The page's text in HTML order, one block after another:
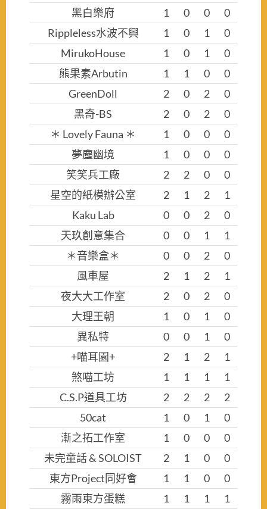
黑白樂府
1 0 0
0
Rippleless水波不興
1 0 1
0
MirukoHouse
1 0 1
0
熊果素Arbutin
1 1 0
0
GreenDoll
2 0 2
0
黑奇-BS
2 0 2
0
＊ Lovely Fauna ＊
1 0 0
0
夢塵幽境
1 0 0
0
笑笑兵工廠
2 2 0
0
星空的紙模辦公室
2 1 2
1
Kaku Lab
0 0 2
0
天玖創意集合
0 0 1
1
＊音樂盒＊
0 0 2
0
風車屋
2 1 2
1
夜大大工作室
2 0 2
0
大理王朝
1 0 1
0
異私特
0 0 1
0
+喵耳園+
2 1 2
1
煞喵工坊
1 1 1
1
C.S.P道具工坊
2 2 2
2
50cat
1 0 1
0
漸之拓工作室
1 0 0
0
未完童話 & SOLOIST
2 1 0
0
東方Project同好會
1 1 0
0
霧雨東方蛋糕
1 1 1 1